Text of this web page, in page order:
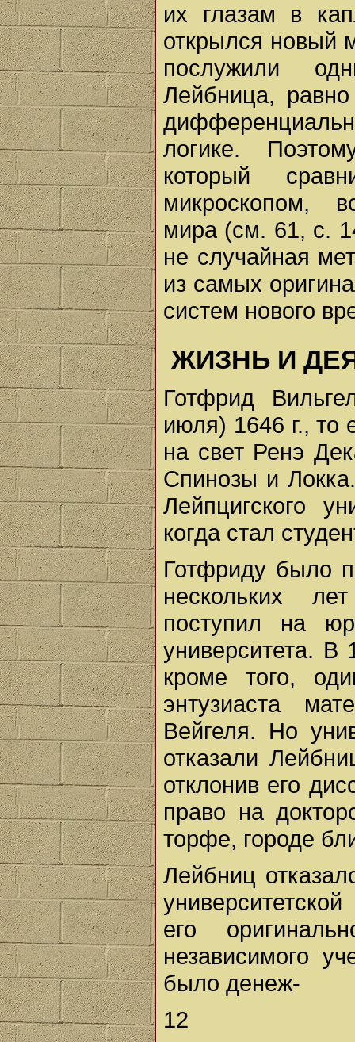
их глазам в
открылся новый
послужили
Лейбница,
логике.
который
микроскопом,
мира (см. 61, с.
не случайная
из самых
систем нового
ЖИЗНЬ И
Готфрид
июля) 1646 г., то
на свет Ренэ
Спинозы и
Лейпцигского
когда стал
Готфриду было
нескольких
поступил на
университета. В
кроме того,
энтузиаста
Вейгеля. Но
отказали
отклонив его
право на
торфе, городе
Лейбниц
его
независимого
было денеж-
12